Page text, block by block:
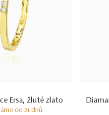
Ersa, žluté zlato
do 21 dnů.